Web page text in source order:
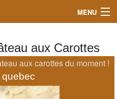
MENU
aux Carottes
aux carottes du moment !